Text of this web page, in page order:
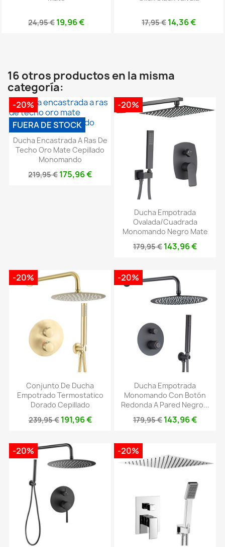
24,95 € 19,96 € 17,95 € 14,36 €
16 otros productos en la misma
categoría:
Ducha Encastrada A Ras De
Techo Oro Mate Cepillado
Monomando
219,95 € 175,96 €
-20%
FUERA DE STOCK
Ducha Empotrada
Ovalada/cuadrada
Monomando Negro Mate
179,95 € 143,96 €
-20%
Conjunto De Ducha
Empotrado Termostatico
Dorado Cepillado
239,95 € 191,96 €
-20%
Ducha Empotrada
Monomando Con Botón
Redonda A Pared Negro...
179,95 € 143,96 €
-20%
-20% -20%